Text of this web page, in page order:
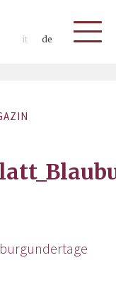
it de